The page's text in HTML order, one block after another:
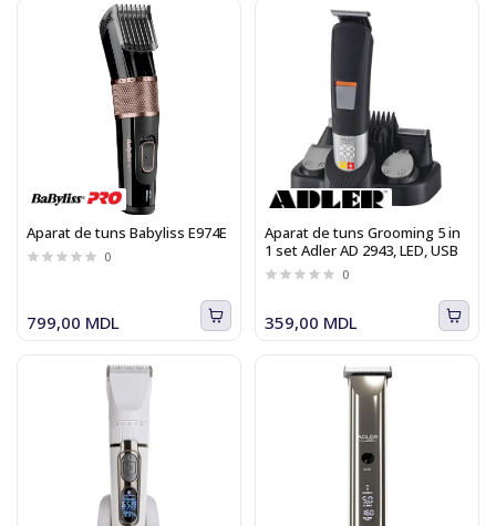
Aparat de tuns Babyliss E974E
0
799,00 MDL
Aparat de tuns Grooming 5 in
1 set Adler AD 2943, LED, USB
0
359,00 MDL